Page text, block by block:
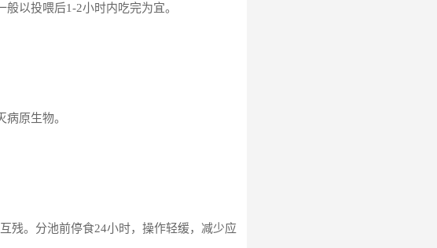
以投喂后1-2小时内吃完为宜。
原生物。
残。分池前停食24小时，操作轻缓，减少应